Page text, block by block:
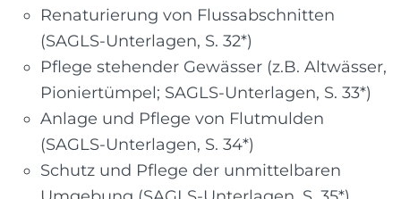
Renaturierung von Flussabschnitten
(SAGLS-Unterlagen, S. 32*)
Pflege stehender Gewässer (z.B. Altwässer,
Pioniertümpel; SAGLS-Unterlagen, S. 33*)
Anlage und Pflege von Flutmulden
(SAGLS-Unterlagen, S. 34*)
Schutz und Pflege der unmittelbaren